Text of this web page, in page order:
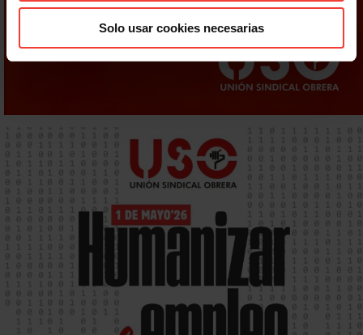
Solo usar cookies necesarias